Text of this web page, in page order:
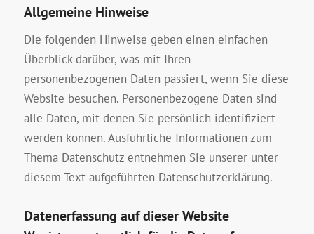
Allgemeine Hinweise
Die folgenden Hinweise geben einen einfachen
Überblick darüber, was mit Ihren
personenbezogenen Daten passiert, wenn Sie diese
Website besuchen. Personenbezogene Daten sind
alle Daten, mit denen Sie persönlich identifiziert
werden können. Ausführliche Informationen zum
Thema Datenschutz entnehmen Sie unserer unter
diesem Text aufgeführten Datenschutzerklärung.
Datenerfassung auf dieser Website